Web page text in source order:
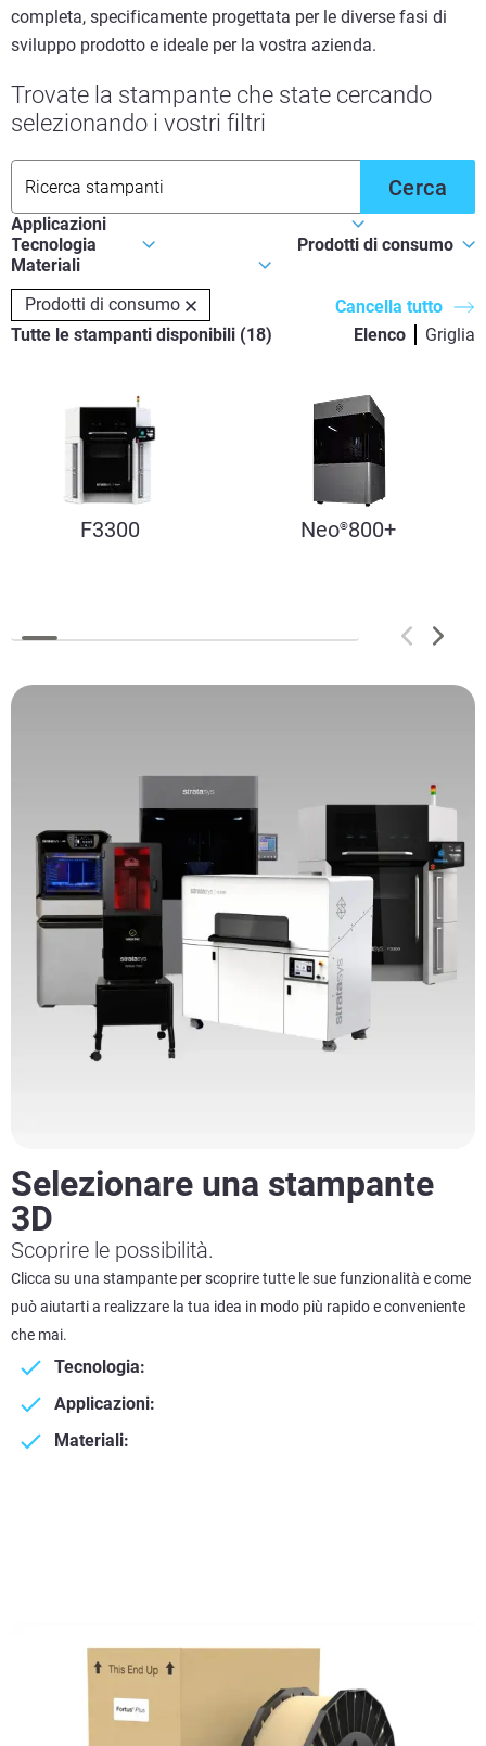
completa, specificamente progettata per le diverse fasi di
sviluppo prodotto e ideale per la vostra azienda.
Trovate la stampante che state cercando
selezionando i vostri filtri
Cerca
Tutte le stampanti disponibili (18)
Prodotti di consumo
Cancella tutto
Elenco
Griglia
F3300 Neo®800+
Selezionare una stampante
3D
Scoprire le possibilità.
Clicca su una stampante per scoprire tutte le sue funzionalità e come
può aiutarti a realizzare la tua idea in modo più rapido e conveniente
che mai.
Tecnologia:
Applicazioni:
Materiali: